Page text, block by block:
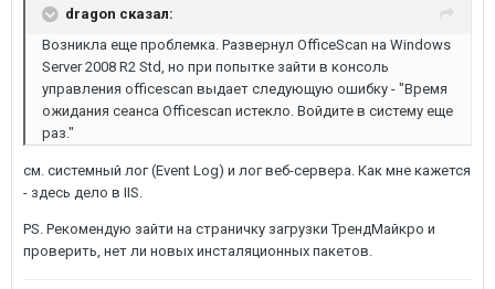
dragon сказал:
Возникла еще проблемка. Развернул OfficeScan на Windows
Server 2008 R2 Std, но при попытке зайти в консоль
управления officescan выдает следующую ошибку - "Время
ожидания сеанса Officescan истекло. Войдите в систему еще
раз."
см. системный лог (Event Log) и лог веб-сервера. Как мне кажется
- здесь дело в IIS.
PS. Рекомендую зайти на страничку загрузки ТрендМайкро и
проверить, нет ли новых инсталяционных пакетов.